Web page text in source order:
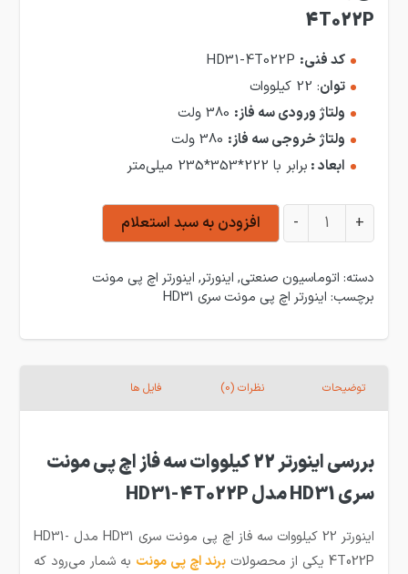
4T022P
کد فنی:
توان: 22 کیلووات
ولتاژ ورودی سه فاز:
ولتاژ خروجی سه فاز:
ابعاد : برابر با 222*353*235 میلی‌متر
اینورتر 22 کیلووات سه فاز اچ پی مونت سری HD31 مدل HD31-4T022P عدد
+
- افزودن به سبد استعلام
دسته: اتوماسیون صنعتی, اینورتر, اینورتر اچ پی مونت
برچسب: اینورتر اچ پی مونت سری HD31
توضیحات نظرات (0) فایل ها
بررسی اینورتر 22 کیلووات سه فاز اچ پی مونت
سری HD31 مدل HD31-4T022P
اینورتر 22 کیلووات سه فاز اچ پی مونت سری HD31 مدل HD31-
4T022P یکی از محصولات
برند اچ پی مونت به شمار می‌رود که